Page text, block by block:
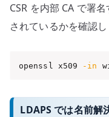
CSR を内部 CA で署
されているかを確認し
openssl x509 -in
LDAPS では名前解